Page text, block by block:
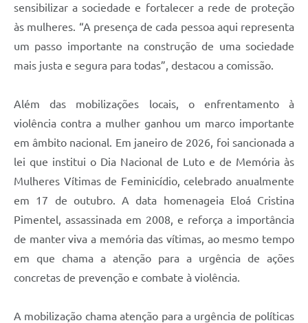
sensibilizar a sociedade e fortalecer a rede de proteção
às mulheres. “A presença de cada pessoa aqui representa
um passo importante na construção de uma sociedade
mais justa e segura para todas”, destacou a comissão.
Além das mobilizações locais, o enfrentamento à
violência contra a mulher ganhou um marco importante
em âmbito nacional. Em janeiro de 2026, foi sancionada a
lei que institui o Dia Nacional de Luto e de Memória às
Mulheres Vítimas de Feminicídio, celebrado anualmente
em 17 de outubro. A data homenageia Eloá Cristina
Pimentel, assassinada em 2008, e reforça a importância
de manter viva a memória das vítimas, ao mesmo tempo
em que chama a atenção para a urgência de ações
concretas de prevenção e combate à violência.
A mobilização chama atenção para a urgência de políticas